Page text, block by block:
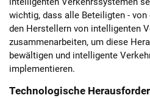
wichtig, dass alle Beteiligten - von
den Herstellern von intelligenten
zusammenarbeiten, um diese
bewältigen und intelligente
implementieren.
Technologische